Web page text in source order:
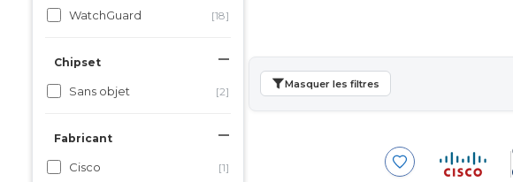
WatchGuard [18]
Chipset
Sans objet [2]
Fabricant
Cisco [1]
Masquer les filtres